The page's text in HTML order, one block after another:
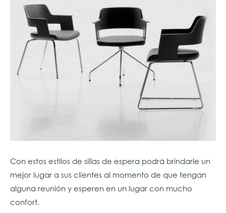
Con estos estilos de sillas de espera podrá brindarle un
mejor lugar a sus clientes al momento de que tengan
alguna reunión y esperen en un lugar con mucho
confort.